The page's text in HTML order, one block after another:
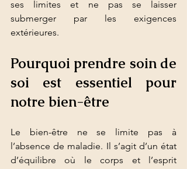
ses limites et ne pas se laisser
submerger par les exigences
extérieures.
Pourquoi prendre soin de
soi est essentiel pour
notre bien-être
Le bien-être ne se limite pas à
l’absence de maladie. Il s’agit d’un état
d’équilibre où le corps et l’esprit